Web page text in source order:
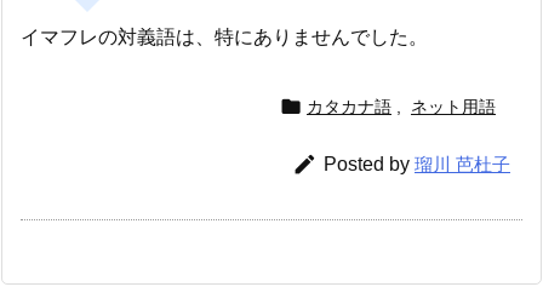
イマフレの対義語は、特にありませんでした。
 カタカナ語 ネット用語
 Posted by 瑠川 芭杜子